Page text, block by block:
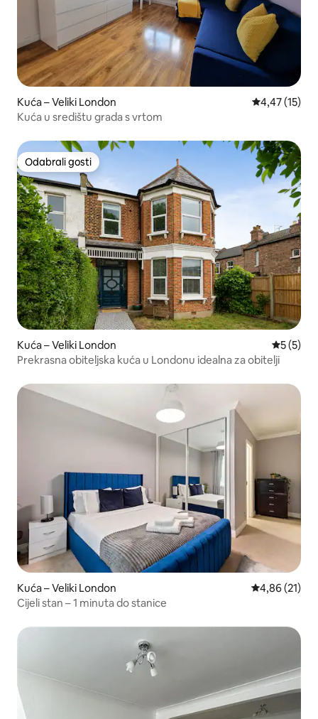
Kuća – Veliki London Prosječna
4,47 (15)
Kuća u središtu grada s vrtom
Odabrali gosti
Odabrali gosti
Kuća – Veliki London
5 (5)
Prekrasna obiteljska kuća u Londonu idealna za obitelji
Kuća – Veliki London Prosječna
4,86 (21)
Cijeli stan – 1 minuta do stanice